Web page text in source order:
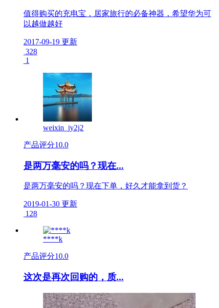
值得购买的充电宝，居家旅行的必备神器，希望华为可
以越做越好
2017-09-19 更新
328
1
weixin_jy2j2
产品评分10.0
是两万毫安的吗？现在...
是两万毫安的吗？现在下单，好久才能拿到货？
2019-01-30 更新
128
****k
产品评分10.0
这次是再次回购的，质...